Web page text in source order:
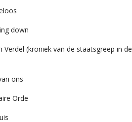
down
Verdel (kroniek van de staatsgreep in de
ons
Orde